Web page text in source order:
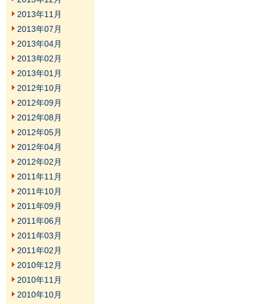
2013年11月
2013年07月
2013年04月
2013年02月
2013年01月
2012年10月
2012年09月
2012年08月
2012年05月
2012年04月
2012年02月
2011年11月
2011年10月
2011年09月
2011年06月
2011年03月
2011年02月
2010年12月
2010年11月
2010年10月